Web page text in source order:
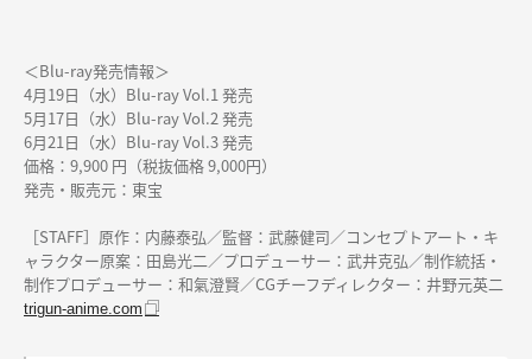
＜Blu-ray発売情報＞
4月19日（水）Blu-ray Vol.1 発売
5月17日（水）Blu-ray Vol.2 発売
6月21日（水）Blu-ray Vol.3 発売
価格：9,900 円（税抜価格 9,000円）
発売・販売元：東宝
［STAFF］原作：内藤泰弘／監督：武藤健司／コンセプトアート・キ
ャラクター原案：田島光二／プロデューサー：武井克弘／制作統括・
制作プロデューサー：和氣澄賢／CGチーフディレクター：井野元英二
trigun-anime.com